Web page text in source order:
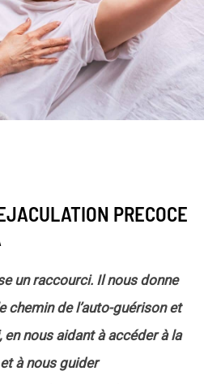
PRECOCE
un raccourci. Il nous donne
chemin de l’auto-guérison et
nous aidant à accéder à la
à nous guider